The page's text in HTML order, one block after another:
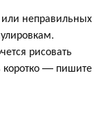
неправильных
рисовать
коротко — пишите